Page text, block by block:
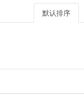
默认排序